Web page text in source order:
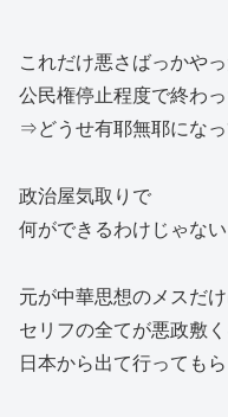
これだけ悪さばっかやっ
公民権停止程度で終わ
⇒どうせ有耶無耶にな
政治屋気取りで
何ができるわけじゃない
元が中華思想のメスだけ
セリフの全てが悪政敷
日本から出て行っても